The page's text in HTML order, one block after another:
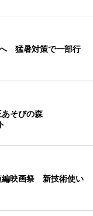
へ 猛暑対策で一部行
あそびの森
編映画祭 新技術使い